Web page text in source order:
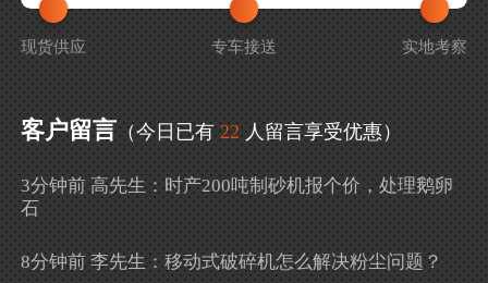
现货供应 专车接送 实地考察
客户留言 （今日已有 22 人留言享受优惠）
3分钟前 高先生：时产200吨制砂机报个价，处理鹅卵
石
8分钟前 李先生：移动式破碎机怎么解决粉尘问题？